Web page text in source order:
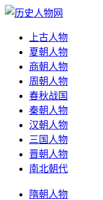
上古人物
夏朝人物
商朝人物
周朝人物
春秋战国
秦朝人物
汉朝人物
三国人物
晋朝人物
南北朝代
隋朝人物